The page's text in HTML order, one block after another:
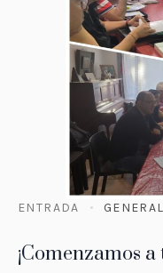
ENTRADA GENERAL
¡Comenzamos